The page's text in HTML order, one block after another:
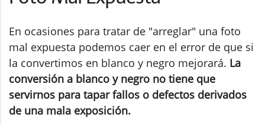
En ocasiones para tratar de "arreglar" una foto
mal expuesta podemos caer en el error de que si
la convertimos en blanco y negro mejorará. La
conversión a blanco y negro no tiene que
servirnos para tapar fallos o defectos derivados
de una mala exposición.